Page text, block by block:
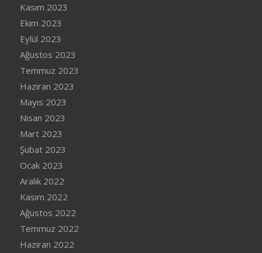
Kasım 2023
Ekim 2023
Eylül 2023
Ağustos 2023
Temmuz 2023
Haziran 2023
Mayıs 2023
Nisan 2023
Mart 2023
Şubat 2023
Ocak 2023
Aralık 2022
Kasım 2022
Ağustos 2022
Temmuz 2022
Haziran 2022